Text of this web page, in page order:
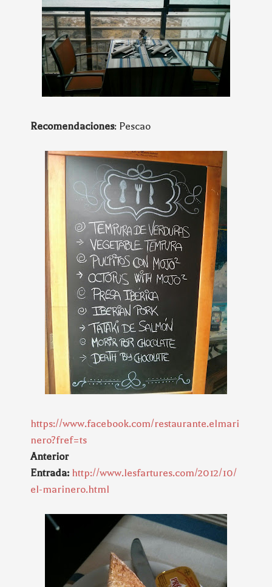
Recomendaciones: Pescao
https://www.facebook.com/restaurante.elmari
nero?fref=ts
Anterior
Entrada: http://www.lesfartures.com/2012/10/
el-marinero.html